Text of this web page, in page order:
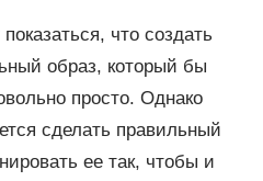
что создать
образ, который бы
просто. Однако
сделать правильный
ее так, чтобы и